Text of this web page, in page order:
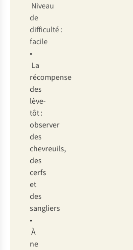
Niveau
de
difficulté :
facile
•
La
récompense
des
lève-
tôt :
observer
des
chevreuils,
des
cerfs
et
des
sangliers
•
À
ne